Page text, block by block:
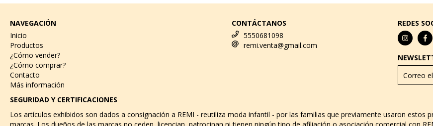
NAVEGACIÓN
Inicio
Productos
¿Cómo vender?
¿Cómo comprar?
Contacto
Más información
CONTÁCTANOS
5550681098
remi.venta@gmail.com
REDES
SEGURIDAD Y CERTIFICACIONES
Los artículos exhibidos son dados a consignación a REMI - reutiliza moda infantil - por las familias que previamente usaron estos